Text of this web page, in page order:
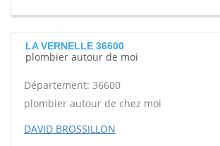
LA VERNELLE 36600
plombier autour de moi
Département: 36600
plombier autour de chez moi
DAVID BROSSILLON